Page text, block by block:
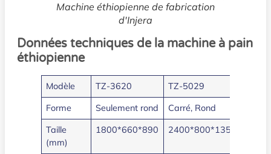
Machine éthiopienne de fabrication
d'Injera
Données techniques de la machine à pain
éthiopienne
Modèle TZ-3620
TZ-5029
Forme
Seulement rond
Carré, Rond
Taille
(mm)
1800*660*890 2400*800*1350